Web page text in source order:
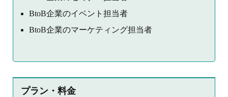
BtoB企業のイベント担当者
BtoB企業のマーケティング担当者
プラン・料金